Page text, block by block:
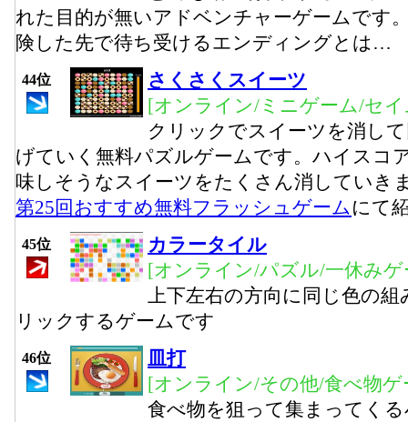
れた目的が無いアドベンチャーゲームです
険した先で待ち受けるエンディングとは…
44位
さくさくスイーツ
[オンライン/ミニゲーム/セ
クリックでスイーツを消し
げていく無料パズルゲームです。ハイスコ
味しそうなスイーツをたくさん消していき
第25回おすすめ無料フラッシュゲームにて
45位
カラータイル
[オンライン/パズル/一休み
上下左右の方向に同じ色の
リックするゲームです
46位
皿打
[オンライン/その他/食べ物ゲ
食べ物を狙って集まってく